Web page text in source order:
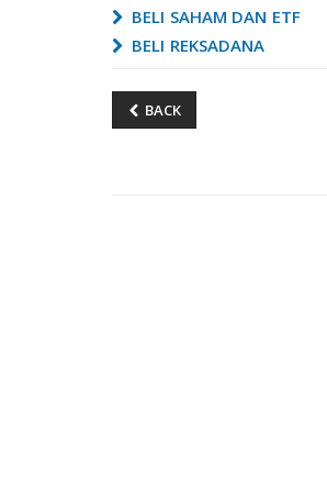
BELI SAHAM DAN ETF
BELI REKSADANA
BACK